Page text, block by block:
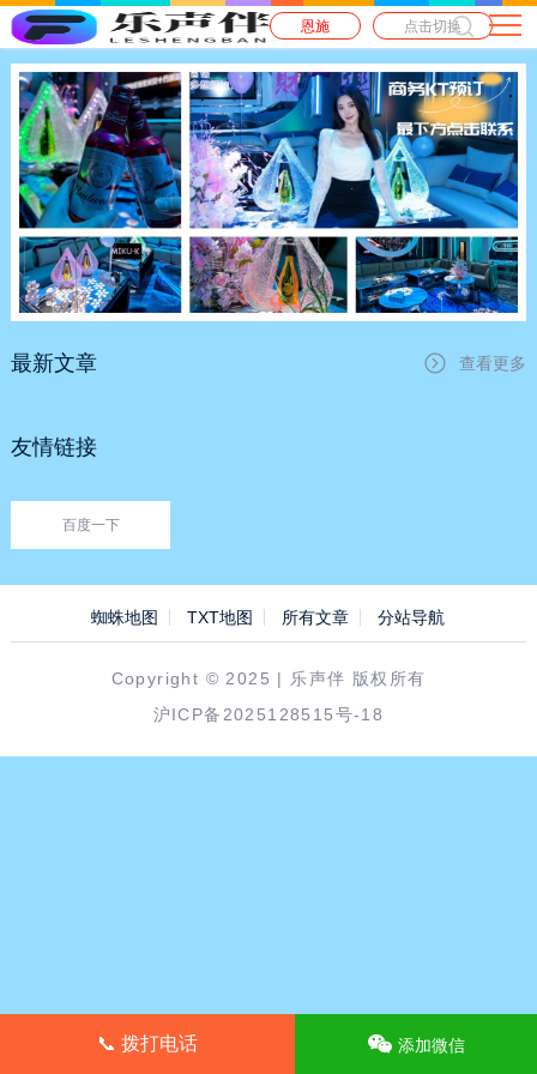
恩施 点击切换
查看更多
最新文章
友情链接
百度一下
蜘蛛地图 TXT地图 所有文章 分站导航
Copyright © 2025 | 乐声伴 版权所有
沪ICP备2025128515号-18
📞 拨打电话 添加微信